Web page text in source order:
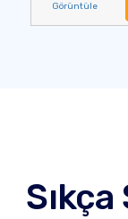
Görüntüle